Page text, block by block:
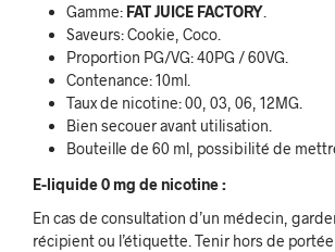
Gamme: FAT JUICE FACTORY.
Saveurs: Cookie, Coco.
Proportion PG/VG: 40PG / 60VG.
Contenance: 10ml.
Taux de nicotine: 00, 03, 06, 12MG.
Bien secouer avant utilisation.
Bouteille de 60 ml, possibilité de
E-liquide 0 mg de nicotine :
En cas de consultation d’un médecin,
récipient ou l’étiquette. Tenir hors de